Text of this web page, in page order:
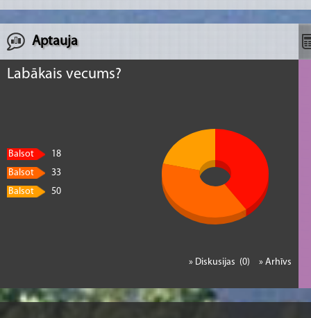
Aptauja
Labākais vecums?
Balsot
18
Balsot
33
Balsot
50
» Arhīvs
» Diskusijas (0)